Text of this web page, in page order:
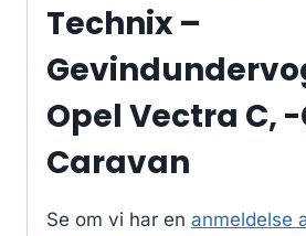
Technix –
Opel Vectra C, -
Caravan
Se om vi har en anmeldelse